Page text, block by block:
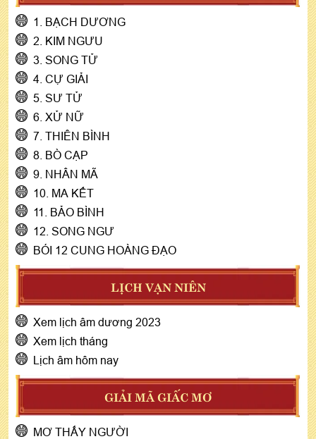
1. BẠCH DƯƠNG
2. KIM NGƯU
3. SONG TỬ
4. CỰ GIẢI
5. SƯ TỬ
6. XỬ NỮ
7. THIÊN BÌNH
8. BÒ CẠP
9. NHÂN MÃ
10. MA KẾT
11. BẢO BÌNH
12. SONG NGƯ
BÓI 12 CUNG HOÀNG ĐẠO
LỊCH VẠN NIÊN
Xem lịch âm dương 2023
Xem lịch tháng
Lịch âm hôm nay
GIẢI MÃ GIẤC MƠ
MƠ THẤY NGƯỜI